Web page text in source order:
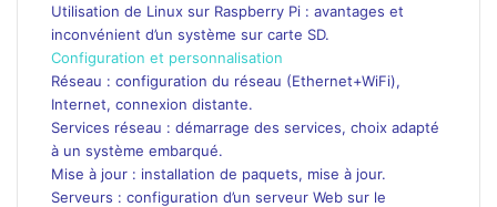
Utilisation de Linux sur Raspberry Pi : avantages et
inconvénient d’un système sur carte SD.
Configuration et personnalisation
Réseau : configuration du réseau (Ethernet+WiFi),
Internet, connexion distante.
Services réseau : démarrage des services, choix adapté
à un système embarqué.
Mise à jour : installation de paquets, mise à jour.
Serveurs : configuration d’un serveur Web sur le